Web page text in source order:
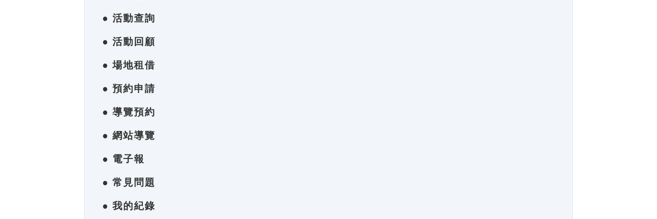
● 活動查詢
● 活動回顧
● 場地租借
● 預約申請
● 導覽預約
● 網站導覽
● 電子報
● 常見問題
● 我的紀錄